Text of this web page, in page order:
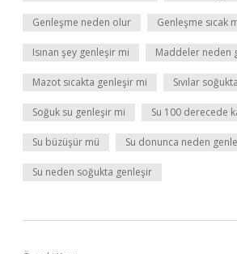
Genleşme neden olur Genleşme sıcak
Isınan şey genleşir mi Maddeler neden
Mazot sıcakta genleşir mi Sıvılar
Soğuk su genleşir mi Su 100 derecede
Su büzüşür mü Su donunca neden
Su neden soğukta genleşir